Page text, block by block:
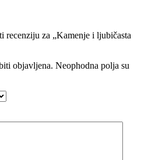
recenziju za „Kamenje i ljubičasta
objavljena. Neophodna polja su